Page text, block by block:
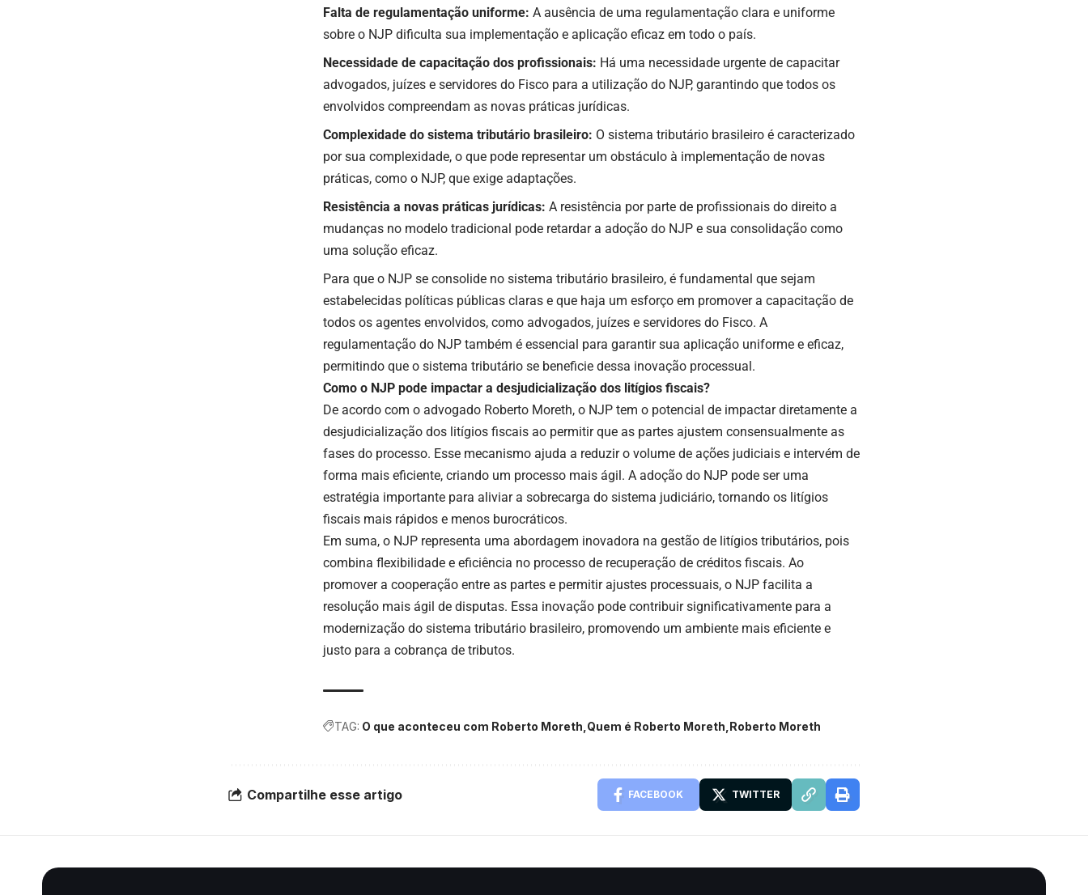
Falta de regulamentação uniforme: A ausência de uma regulamentação clara e uniforme
sobre o NJP dificulta sua implementação e aplicação eficaz em todo o país.
Necessidade de capacitação dos profissionais: Há uma necessidade urgente de capacitar
advogados, juízes e servidores do Fisco para a utilização do NJP, garantindo que todos os
envolvidos compreendam as novas práticas jurídicas.
Complexidade do sistema tributário brasileiro: O sistema tributário brasileiro é caracterizado
por sua complexidade, o que pode representar um obstáculo à implementação de novas
práticas, como o NJP, que exige adaptações.
Resistência a novas práticas jurídicas: A resistência por parte de profissionais do direito a
mudanças no modelo tradicional pode retardar a adoção do NJP e sua consolidação como
uma solução eficaz.
Para que o NJP se consolide no sistema tributário brasileiro, é fundamental que sejam
estabelecidas políticas públicas claras e que haja um esforço em promover a capacitação de
todos os agentes envolvidos, como advogados, juízes e servidores do Fisco. A
regulamentação do NJP também é essencial para garantir sua aplicação uniforme e eficaz,
permitindo que o sistema tributário se beneficie dessa inovação processual.
Como o NJP pode impactar a desjudicialização dos litígios fiscais?
De acordo com o advogado Roberto Moreth, o NJP tem o potencial de impactar diretamente a
desjudicialização dos litígios fiscais ao permitir que as partes ajustem consensualmente as
fases do processo. Esse mecanismo ajuda a reduzir o volume de ações judiciais e intervém de
forma mais eficiente, criando um processo mais ágil. A adoção do NJP pode ser uma
estratégia importante para aliviar a sobrecarga do sistema judiciário, tornando os litígios
fiscais mais rápidos e menos burocráticos.
Em suma, o NJP representa uma abordagem inovadora na gestão de litígios tributários, pois
combina flexibilidade e eficiência no processo de recuperação de créditos fiscais. Ao
promover a cooperação entre as partes e permitir ajustes processuais, o NJP facilita a
resolução mais ágil de disputas. Essa inovação pode contribuir significativamente para a
modernização do sistema tributário brasileiro, promovendo um ambiente mais eficiente e
justo para a cobrança de tributos.
TAG: O que aconteceu com Roberto Moreth Quem é Roberto Moreth Roberto Moreth
Compartilhe esse artigo FACEBOOK TWITTER